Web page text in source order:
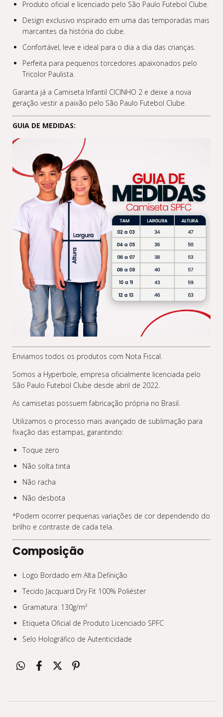
Produto oficial e licenciado pelo São Paulo Futebol Clube.
Design exclusivo inspirado em uma das temporadas mais
marcantes da história do clube.
Confortável, leve e ideal para o dia a dia das crianças.
Perfeita para pequenos torcedores apaixonados pelo
Tricolor Paulista.
Garanta já a Camiseta Infantil CICINHO 2 e deixe a nova
geração vestir a paixão pelo São Paulo Futebol Clube.
GUIA DE MEDIDAS:
Enviamos todos os produtos com Nota Fiscal.
Somos a Hyperbole, empresa oficialmente licenciada pelo
São Paulo Futebol Clube desde abril de 2022.
As camisetas possuem fabricação própria no Brasil.
Utilizamos o processo mais avançado de sublimação para
fixação das estampas, garantindo:
Toque zero
Não solta tinta
Não racha
Não desbota
*Podem ocorrer pequenas variações de cor dependendo do
brilho e contraste de cada tela.
Composição
Logo Bordado em Alta Definição
Tecido Jacquard Dry Fit 100% Poliéster
Gramatura: 130g/m²
Etiqueta Oficial de Produto Licenciado SPFC
Selo Holográfico de Autenticidade